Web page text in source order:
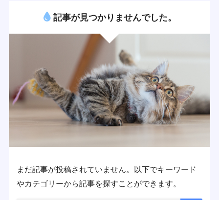
記事が見つかりませんでした。
まだ記事が投稿されていません。以下でキーワード
やカテゴリーから記事を探すことができます。